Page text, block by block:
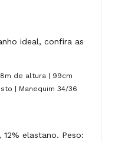
ideal, confira as
de altura | 99cm
| Manequim 34/36
elastano. Peso: